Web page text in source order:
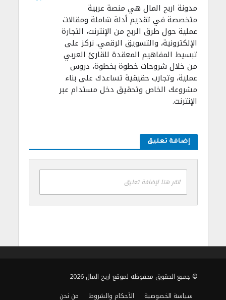
مدونة اربح المال هي منصة عربية
متخصصة في تقديم أدلة شاملة ومقالات
عملية حول طرق الربح من الإنترنت، التجارة
الإلكترونية، والتسويق الرقمي. نركز على
تبسيط المفاهيم المعقدة للقارئ العربي
من خلال شروحات خطوة بخطوة، دروس
عملية، وتجارب حقيقية تساعدك على بناء
مشروعك الخاص وتحقيق دخل مستدام عبر
الإنترنت.
إضافة تعليق
انقر هنا لإضافة تعليق
© جميع الحقوق محفوظة لموقع اربح المال 2026
سياسة الخصوصية
الأحكام والشروط من نحن